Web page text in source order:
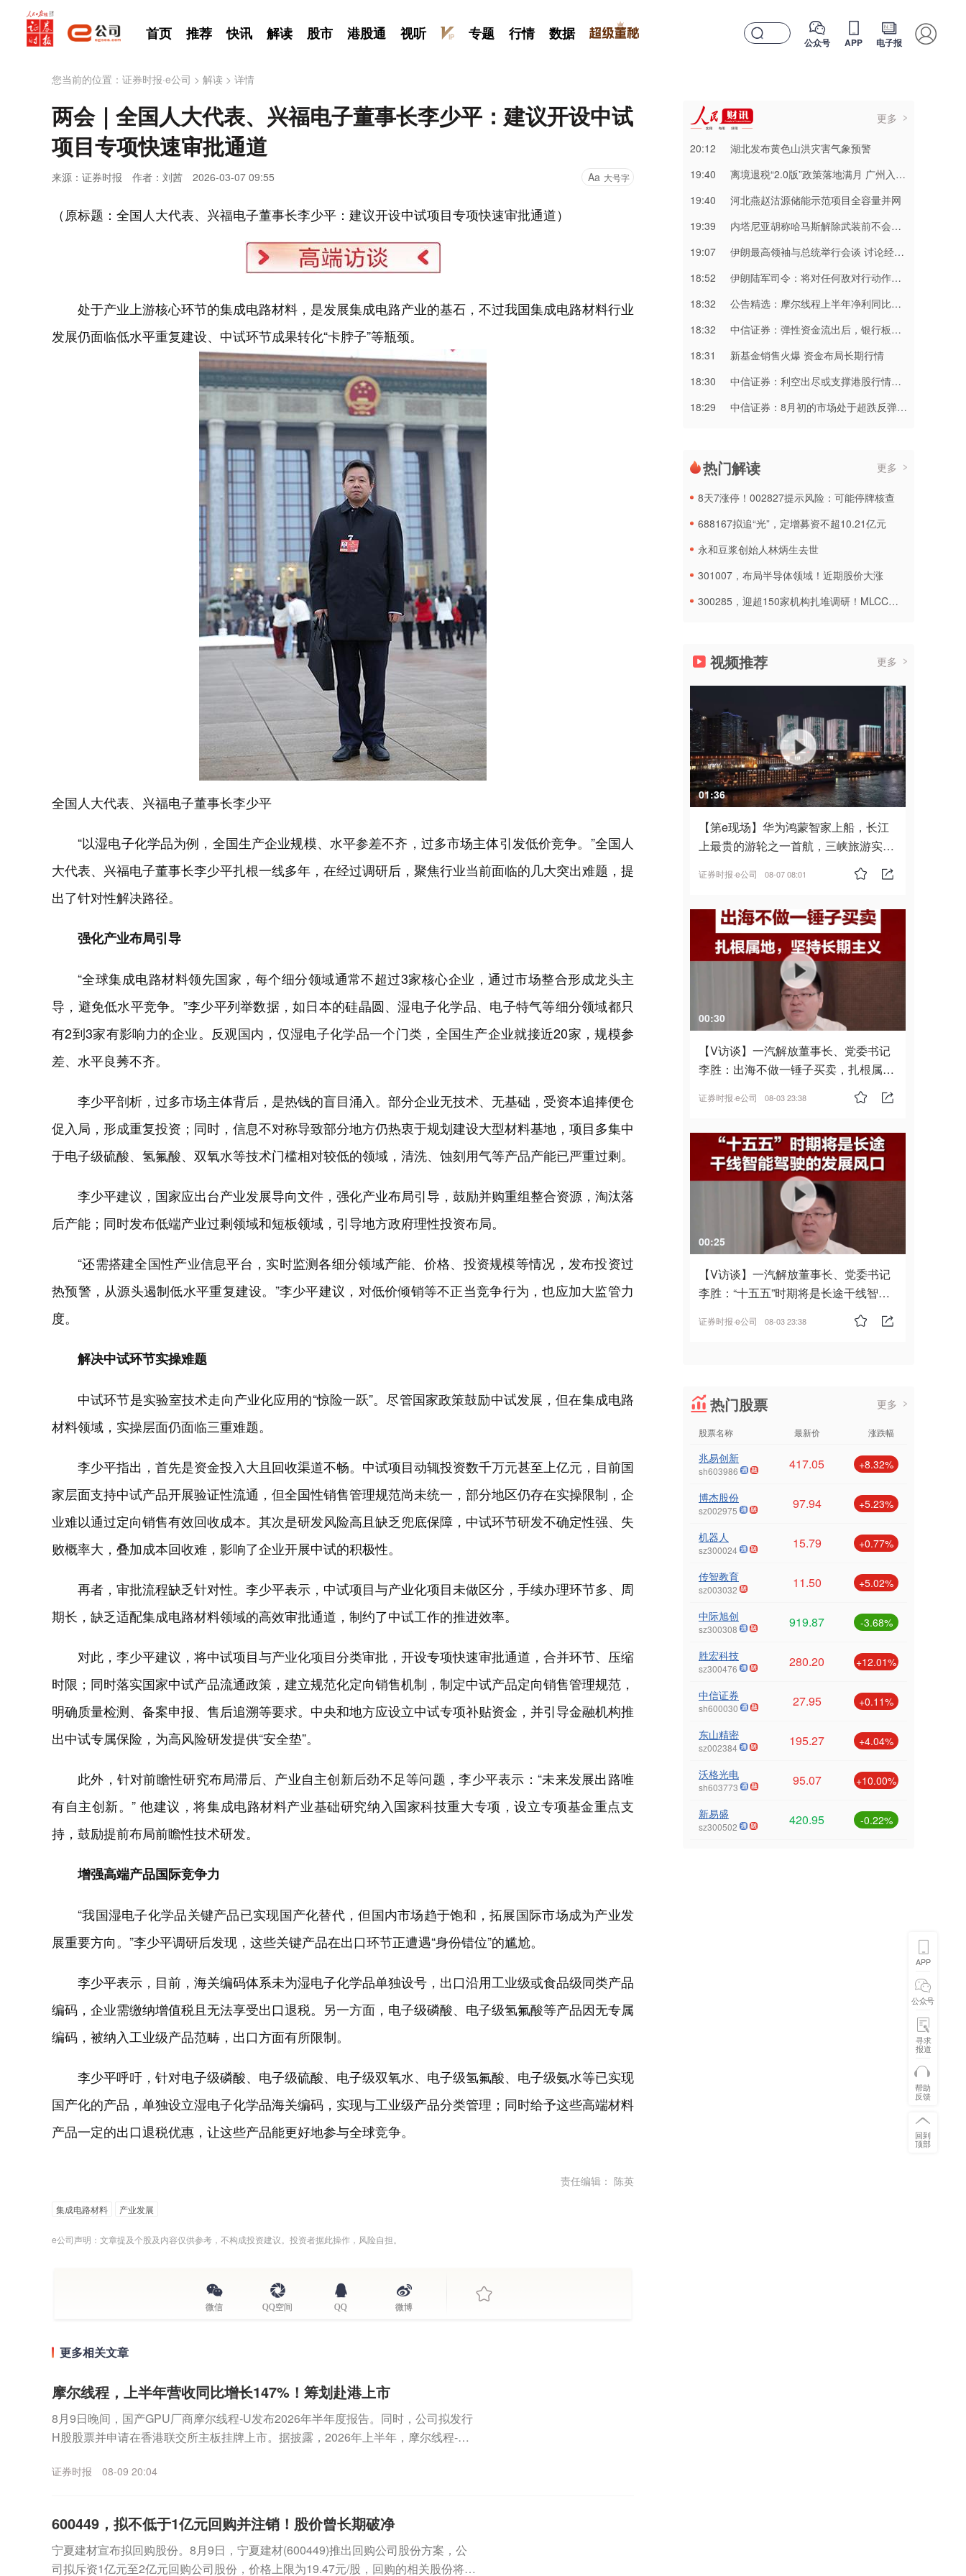
首页 推荐 快讯 解读 股市 港股通 视听 专题 行情 数据 公众号 APP 电子报
您当前的位置： 证券时报·e公司 > 解读 > 详情
两会｜全国人大代表、兴福电子董事长李少平：建议开设中试
项目专项快速审批通道
来源：证券时报 作者：刘茜 2026-03-07 09:55 Aa 大号字
（原标题：全国人大代表、兴福电子董事长李少平：建议开设中试项目专项快速审批通道）
处于产业上游核心环节的集成电路材料，是发展集成电路产业的基石，不过我国集成电路材料行业
发展仍面临低水平重复建设、中试环节成果转化“卡脖子”等瓶颈。
全国人大代表、兴福电子董事长李少平
“以湿电子化学品为例，全国生产企业规模、水平参差不齐，过多市场主体引发低价竞争。”全国人
大代表、兴福电子董事长李少平扎根一线多年，在经过调研后，聚焦行业当前面临的几大突出难题，提
出了针对性解决路径。
强化产业布局引导
“全球集成电路材料领先国家，每个细分领域通常不超过3家核心企业，通过市场整合形成龙头主
导，避免低水平竞争。”李少平列举数据，如日本的硅晶圆、湿电子化学品、电子特气等细分领域都只
有2到3家有影响力的企业。反观国内，仅湿电子化学品一个门类，全国生产企业就接近20家，规模参
差、水平良莠不齐。
李少平剖析，过多市场主体背后，是热钱的盲目涌入。部分企业无技术、无基础，受资本追捧便仓
促入局，形成重复投资；同时，信息不对称导致部分地方仍热衷于规划建设大型材料基地，项目多集中
于电子级硫酸、氢氟酸、双氧水等技术门槛相对较低的领域，清洗、蚀刻用气等产品产能已严重过剩。
李少平建议，国家应出台产业发展导向文件，强化产业布局引导，鼓励并购重组整合资源，淘汰落
后产能；同时发布低端产业过剩领域和短板领域，引导地方政府理性投资布局。
“还需搭建全国性产业信息平台，实时监测各细分领域产能、价格、投资规模等情况，发布投资过
热预警，从源头遏制低水平重复建设。”李少平建议，对低价倾销等不正当竞争行为，也应加大监管力
度。
解决中试环节实操难题
中试环节是实验室技术走向产业化应用的“惊险一跃”。尽管国家政策鼓励中试发展，但在集成电路
材料领域，实操层面仍面临三重难题。
李少平指出，首先是资金投入大且回收渠道不畅。中试项目动辄投资数千万元甚至上亿元，目前国
家层面支持中试产品开展验证性流通，但全国性销售管理规范尚未统一，部分地区仍存在实操限制，企
业难以通过定向销售有效回收成本。其次是研发风险高且缺乏兜底保障，中试环节研发不确定性强、失
败概率大，叠加成本回收难，影响了企业开展中试的积极性。
再者，审批流程缺乏针对性。李少平表示，中试项目与产业化项目未做区分，手续办理环节多、周
期长，缺乏适配集成电路材料领域的高效审批通道，制约了中试工作的推进效率。
对此，李少平建议，将中试项目与产业化项目分类审批，开设专项快速审批通道，合并环节、压缩
时限；同时落实国家中试产品流通政策，建立规范化定向销售机制，制定中试产品定向销售管理规范，
明确质量检测、备案申报、售后追溯等要求。中央和地方应设立中试专项补贴资金，并引导金融机构推
出中试专属保险，为高风险研发提供“安全垫”。
此外，针对前瞻性研究布局滞后、产业自主创新后劲不足等问题，李少平表示：“未来发展出路唯
有自主创新。” 他建议，将集成电路材料产业基础研究纳入国家科技重大专项，设立专项基金重点支
持，鼓励提前布局前瞻性技术研发。
增强高端产品国际竞争力
“我国湿电子化学品关键产品已实现国产化替代，但国内市场趋于饱和，拓展国际市场成为产业发
展重要方向。”李少平调研后发现，这些关键产品在出口环节正遭遇“身份错位”的尴尬。
李少平表示，目前，海关编码体系未为湿电子化学品单独设号，出口沿用工业级或食品级同类产品
编码，企业需缴纳增值税且无法享受出口退税。另一方面，电子级磷酸、电子级氢氟酸等产品因无专属
编码，被纳入工业级产品范畴，出口方面有所限制。
李少平呼吁，针对电子级磷酸、电子级硫酸、电子级双氧水、电子级氢氟酸、电子级氨水等已实现
国产化的产品，单独设立湿电子化学品海关编码，实现与工业级产品分类管理；同时给予这些高端材料
产品一定的出口退税优惠，让这些产品能更好地参与全球竞争。
责任编辑： 陈英
集成电路材料 产业发展
e公司声明：文章提及个股及内容仅供参考，不构成投资建议。投资者据此操作，风险自担。
微信 QQ空间 QQ 微博
更多相关文章
摩尔线程，上半年营收同比增长147%！筹划赴港上市
8月9日晚间，国产GPU厂商摩尔线程-U发布2026年半年度报告。同时，公司拟发行
H股股票并申请在香港联交所主板挂牌上市。据披露，2026年上半年，摩尔线程-U(6
证券时报 08-09 20:04
600449，拟不低于1亿元回购并注销！股价曾长期破净
宁夏建材宣布拟回购股份。8月9日，宁夏建材(600449)推出回购公司股份方案，公
司拟斥资1亿元至2亿元回购公司股份，价格上限为19.47元/股，回购的相关股份将予
更多
20:12
湖北发布黄色山洪灾害气象预警
19:40
离境退税“2.0版”政策落地满月 广州入境消费持续升温
19:40
河北燕赵沽源储能示范项目全容量并网
19:39
内塔尼亚胡称哈马斯解除武装前不会从加沙撤军
19:07
伊朗最高领袖与总统举行会谈 讨论经济和军事等问题
18:52
伊朗陆军司令：将对任何敌对行动作出坚决回应
18:32
公告精选：摩尔线程上半年净利同比减亏；频准激光网上发行最终中签率0.0201%
18:32
中信证券：弹性资金流出后，银行板块短期开始走稳
18:31
新基金销售火爆 资金布局长期行情
18:30
中信证券：利空出尽或支撑港股行情延续
18:29
中信证券：8月初的市场处于超跌反弹阶段
热门解读 更多
8天7涨停！002827提示风险：可能停牌核查
688167拟追“光”，定增募资不超10.21亿元
永和豆浆创始人林炳生去世
301007，布局半导体领域！近期股价大涨
300285，迎超150家机构扎堆调研！MLCC概念热度再燃
视频推荐 更多
01:36
【第e现场】华为鸿蒙智家上船，长江
上最贵的游轮之一首航，三峡旅游实
证券时报·e公司 08-07 08:01
00:30
【V访谈】一汽解放董事长、党委书记
李胜：出海不做一锤子买卖，扎根属
证券时报·e公司 08-03 23:38
00:25
【V访谈】一汽解放董事长、党委书记
李胜：“十五五”时期将是长途干线智能
证券时报·e公司 08-03 23:38
热门股票 更多
股票名称 最新价 涨跌幅
兆易创新
sh603986 417.05 +8.32%
博杰股份
sz002975 97.94 +5.23%
机器人
sz300024 15.79 +0.77%
传智教育
sz003032 11.50 +5.02%
中际旭创
sz300308 919.87 -3.68%
胜宏科技
sz300476 280.20 +12.01%
中信证券
sh600030 27.95 +0.11%
东山精密
sz002384 195.27 +4.04%
沃格光电
sh603773 95.07 +10.00%
新易盛
sz300502 420.95 -0.22%
APP
公众号
寻求
报道
帮助
反馈
回到
顶部